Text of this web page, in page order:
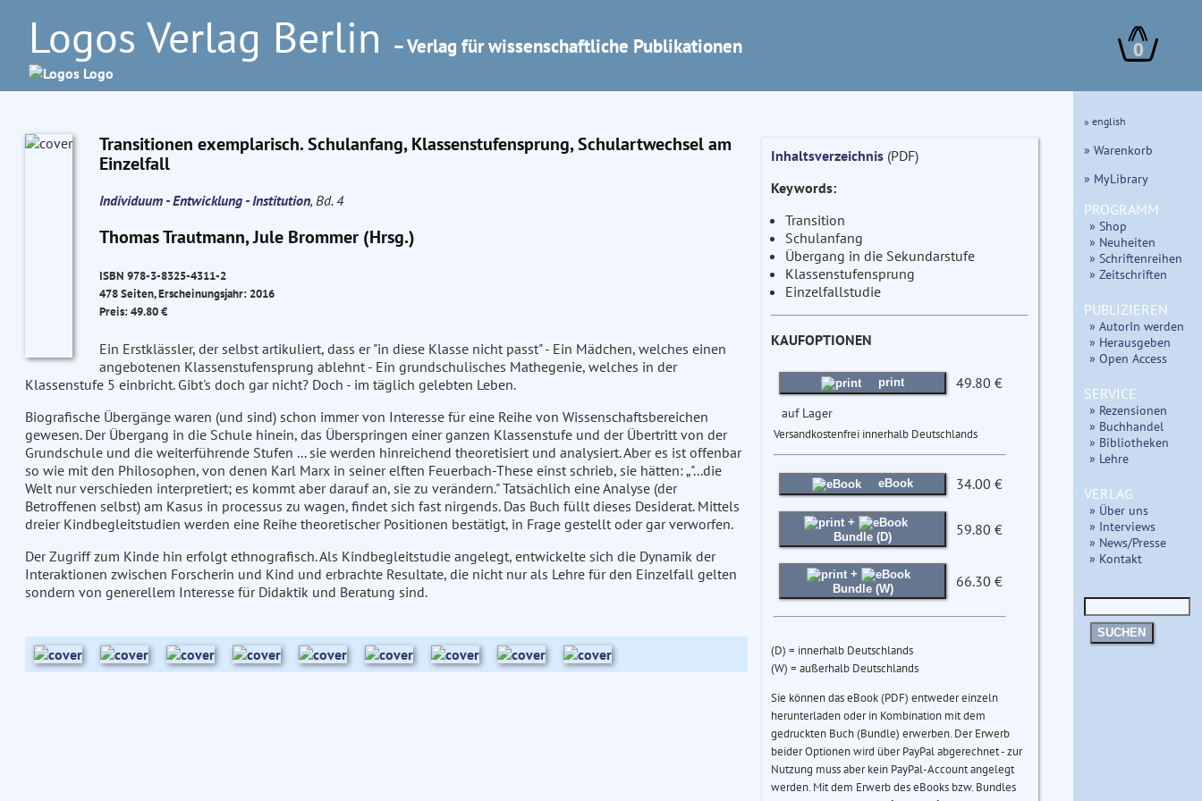
Logos Verlag Berlin – Verlag für wissenschaftliche Publikationen 0
Transitionen exemplarisch. Schulanfang, Klassenstufensprung, Schulartwechsel am
Einzelfall
Individuum - Entwicklung - Institution, Bd. 4
Thomas Trautmann, Jule Brommer (Hrsg.)
ISBN 978-3-8325-4311-2
478 Seiten, Erscheinungsjahr: 2016
Preis: 49.80 €
Ein Erstklässler, der selbst artikuliert, dass er "in diese Klasse nicht passt" - Ein Mädchen, welches einen
angebotenen Klassenstufensprung ablehnt - Ein grundschulisches Mathegenie, welches in der
Klassenstufe 5 einbricht. Gibt's doch gar nicht? Doch - im täglich gelebten Leben.
Biografische Übergänge waren (und sind) schon immer von Interesse für eine Reihe von Wissenschaftsbereichen
gewesen. Der Übergang in die Schule hinein, das Überspringen einer ganzen Klassenstufe und der Übertritt von der
Grundschule und die weiterführende Stufen ... sie werden hinreichend theoretisiert und analysiert. Aber es ist offenbar
so wie mit den Philosophen, von denen Karl Marx in seiner elften Feuerbach-These einst schrieb, sie hätten: „"...die
Welt nur verschieden interpretiert; es kommt aber darauf an, sie zu verändern." Tatsächlich eine Analyse (der
Betroffenen selbst) am Kasus in processus zu wagen, findet sich fast nirgends. Das Buch füllt dieses Desiderat. Mittels
dreier Kindbegleitstudien werden eine Reihe theoretischer Positionen bestätigt, in Frage gestellt oder gar verworfen.
Der Zugriff zum Kinde hin erfolgt ethnografisch. Als Kindbegleitstudie angelegt, entwickelte sich die Dynamik der
Interaktionen zwischen Forscherin und Kind und erbrachte Resultate, die nicht nur als Lehre für den Einzelfall gelten
sondern von generellem Interesse für Didaktik und Beratung sind.
Inhaltsverzeichnis(PDF)
Keywords:
Transition
Schulanfang
Übergang in die Sekundarstufe
Klassenstufensprung
Einzelfallstudie
KAUFOPTIONEN
print 49.80 €
auf Lager
Versandkostenfrei innerhalb Deutschlands
eBook 34.00 €
+
Bundle (D)
59.80 €
+
Bundle (W)
66.30 €
(D) = innerhalb Deutschlands
(W) = außerhalb Deutschlands
Sie können das eBook (PDF) entweder einzeln
herunterladen oder in Kombination mit dem
gedruckten Buch (Bundle) erwerben. Der Erwerb
beider Optionen wird über PayPal abgerechnet - zur
Nutzung muss aber kein PayPal-Account angelegt
werden. Mit dem Erwerb des eBooks bzw. Bundles
» english
» Warenkorb
» MyLibrary
PROGRAMM
» Shop
» Neuheiten
» Schriftenreihen
» Zeitschriften
PUBLIZIEREN
» AutorIn werden
» Herausgeben
» Open Access
SERVICE
» Rezensionen
» Buchhandel
» Bibliotheken
» Lehre
VERLAG
» Über uns
» Interviews
» News/Presse
» Kontakt
SUCHEN